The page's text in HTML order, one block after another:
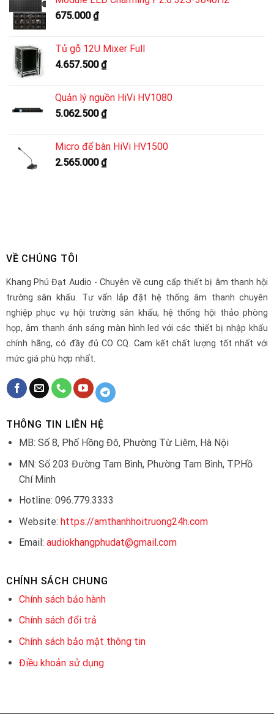
675.000₫
Tủ gỗ 12U Mixer Full
4.657.500₫
Quản lý nguồn HiVi HV1080
5.062.500₫
Micro để bàn HiVi HV1500
2.565.000₫
VỀ CHÚNG TÔI
Khang Phú Đạt Audio - Chuyên về cung cấp thiết bị âm thanh hội
trường sân khấu. Tư vấn lắp đặt hệ thống âm thanh chuyên
nghiệp phục vụ hội trường sân khấu, hệ thống hội thảo phòng
họp, âm thanh ánh sáng màn hình led với các thiết bị nhập khẩu
chính hãng, có đầy đủ CO CQ. Cam kết chất lượng tốt nhất với
mức giá phù hợp nhất.
THÔNG TIN LIÊN HỆ
MB: Số 8, Phố Hồng Đô, Phường Từ Liêm, Hà Nội
MN: Số 203 Đường Tam Bình, Phường Tam Bình, TP.Hồ
Chí Minh
Hotline: 096.779.3333
Website: https://amthanhhoitruong24h.com
Email: audiokhangphudat@gmail.com
CHÍNH SÁCH CHUNG
Chính sách bảo hành
Chính sách đổi trả
Chính sách bảo mật thông tin
Điều khoản sử dụng